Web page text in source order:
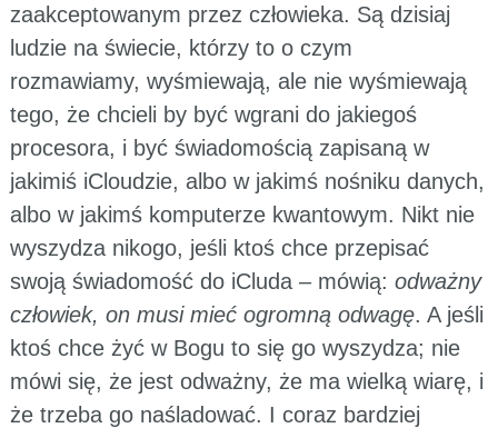
zaakceptowanym przez człowieka. Są dzisiaj
ludzie na świecie, którzy to o czym
rozmawiamy, wyśmiewają, ale nie wyśmiewają
tego, że chcieli by być wgrani do jakiegoś
procesora, i być świadomością zapisaną w
jakimiś iCloudzie, albo w jakimś nośniku danych,
albo w jakimś komputerze kwantowym. Nikt nie
wyszydza nikogo, jeśli ktoś chce przepisać
swoją świadomość do iCluda – mówią: odważny
człowiek, on musi mieć ogromną odwagę. A jeśli
ktoś chce żyć w Bogu to się go wyszydza; nie
mówi się, że jest odważny, że ma wielką wiarę, i
że trzeba go naśladować. I coraz bardziej